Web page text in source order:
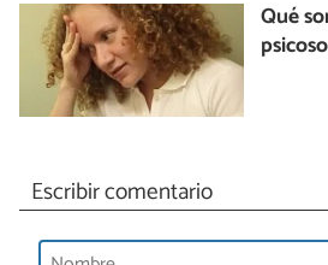
Qué
Escribir comentario